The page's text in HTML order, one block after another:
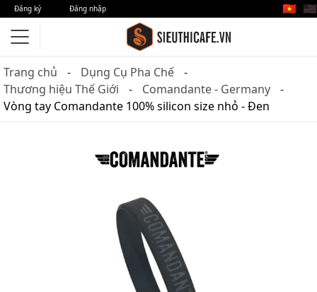
Đăng ký Đăng nhập 🇻🇳 🇺🇸
Trang chủ
Dụng Cụ Pha Chế
Thương hiệu Thế Giới
Comandante - Germany
Vòng tay Comandante 100% silicon size nhỏ - Đen